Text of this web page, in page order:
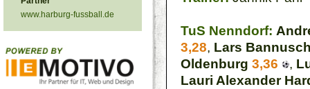
www.harburg-fussball.de
TuS Nenndorf:
3,28, Lars
Oldenburg 3,36 ,
Lauri Alexander